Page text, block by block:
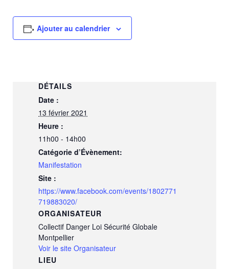
Ajouter au calendrier
DÉTAILS
Date :
13 février 2021
Heure :
11h00 - 14h00
Catégorie d’Évènement:
Manifestation
Site :
https://www.facebook.com/events/1802771
719883020/
LIEU
ORGANISATEUR
Collectif Danger Loi Sécurité Globale
Montpellier
Voir le site Organisateur